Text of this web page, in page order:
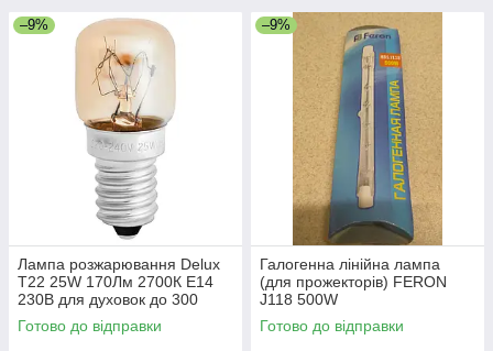
–9%
Лампа розжарювання Delux
T22 25W 170Лм 2700К Е14
230В для духовок до 300
градусів
Готово до відправки
–9%
Галогенна лінійна лампа
(для прожекторів) FERON
J118 500W
Готово до відправки